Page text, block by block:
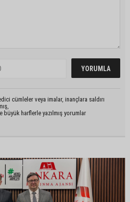
cümleler veya imalar, inançlara saldırı
büyük harflerle yazılmış yorumlar